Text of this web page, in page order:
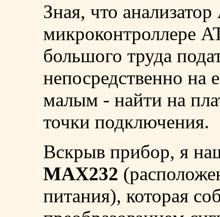
Зная, что
микроконтроллере
большого труда
непосредственно на
малым - найти на
точки подключения.
Вскрыв прибор, я
MAX232
питания), которая